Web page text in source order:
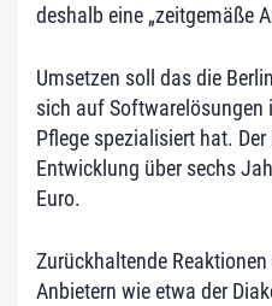
deshalb eine „zeitgemäße
Umsetzen soll das die
sich auf Softwarelösungen
Pflege spezialisiert hat.
Entwicklung über sechs
Euro.
Zurückhaltende
Anbietern wie etwa der